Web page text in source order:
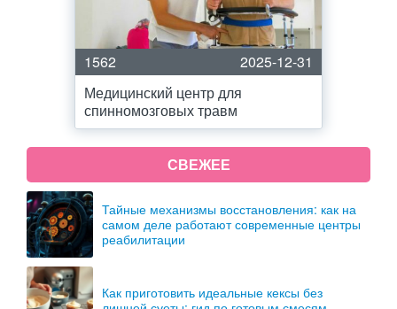
1562
2025-12-31
Медицинский центр для
спинномозговых травм
СВЕЖЕЕ
Тайные механизмы восстановления: как на
самом деле работают современные центры
реабилитации
Как приготовить идеальные кексы без